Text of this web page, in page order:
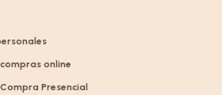
online
Presencial